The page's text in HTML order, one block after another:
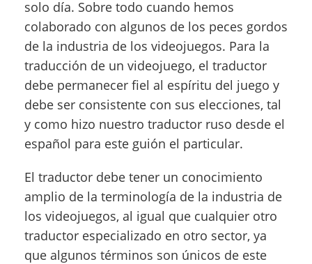
solo día. Sobre todo cuando hemos
colaborado con algunos de los peces gordos
de la industria de los videojuegos. Para la
traducción de un videojuego, el traductor
debe permanecer fiel al espíritu del juego y
debe ser consistente con sus elecciones, tal
y como hizo nuestro traductor ruso desde el
español para este guión el particular.
El traductor debe tener un conocimiento
amplio de la terminología de la industria de
los videojuegos, al igual que cualquier otro
traductor especializado en otro sector, ya
que algunos términos son únicos de este